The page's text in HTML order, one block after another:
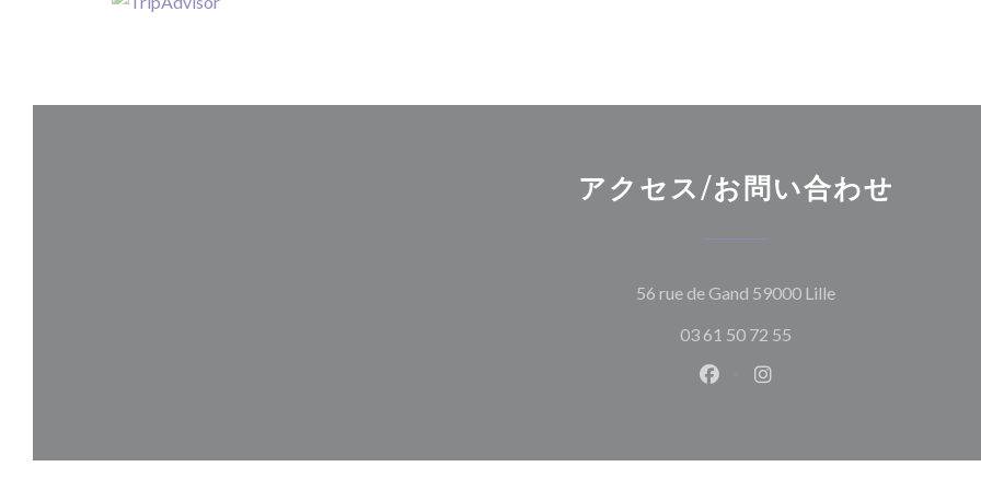
アクセス/お問い合わせ
56 rue de Gand 59000 Lille((新しいウィンド
03 61 50 72 55
Facebook ((新しいウィンドウ
Instagram ((新しいウィ